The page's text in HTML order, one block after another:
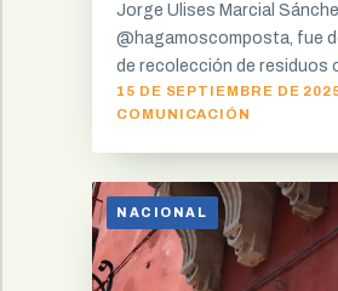
Jorge Ulises Marcial
@hagamoscomposta, fue
de recolección de residuos
15 DE SEPTIEMBRE DE
COMUNICACIÓN
NACIONAL